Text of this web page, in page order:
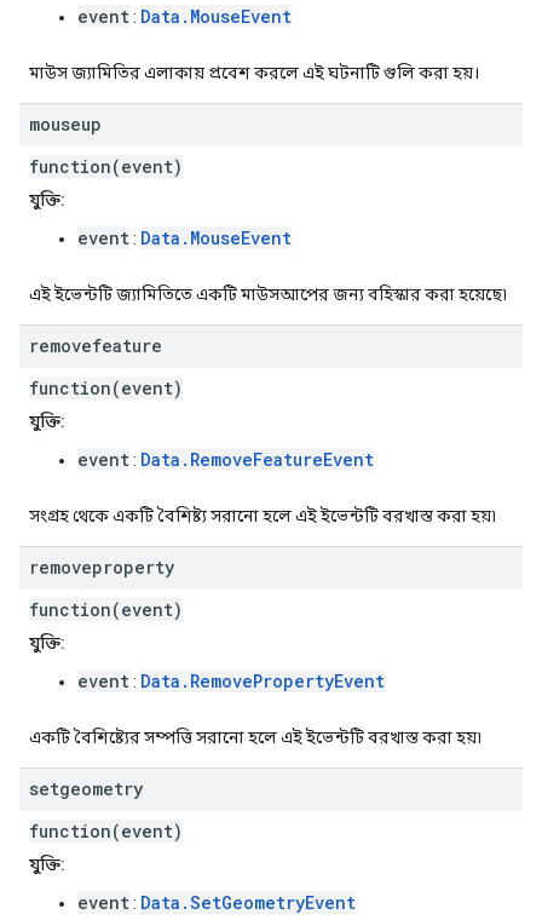
event: Data.MouseEvent
মাউস জ্যামিতির এলাকায় প্রবেশ করলে এই ঘটনাটি গুলি করা হয়।
mouseup
function(event)
যুক্তি:
event: Data.MouseEvent
এই ইভেন্টটি জ্যামিতিতে একটি মাউসআপের জন্য বহিস্কার করা হয়েছে৷
removefeature
function(event)
যুক্তি:
event: Data.RemoveFeatureEvent
সংগ্রহ থেকে একটি বৈশিষ্ট্য সরানো হলে এই ইভেন্টটি বরখাস্ত করা হয়৷
removeproperty
function(event)
যুক্তি:
event: Data.RemovePropertyEvent
একটি বৈশিষ্ট্যের সম্পত্তি সরানো হলে এই ইভেন্টটি বরখাস্ত করা হয়৷
setgeometry
function(event)
যুক্তি:
event: Data.SetGeometryEvent